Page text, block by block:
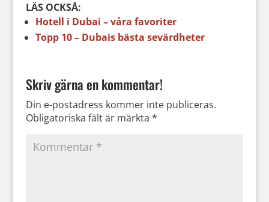
LÄS OCKSÅ:
Hotell i Dubai – våra favoriter
Topp 10 – Dubais bästa sevärdheter
Skriv gärna en kommentar!
Din e-postadress kommer inte publiceras.
Obligatoriska fält är märkta *